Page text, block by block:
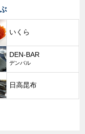
いくら
DEN-BAR
デンバル
日高昆布